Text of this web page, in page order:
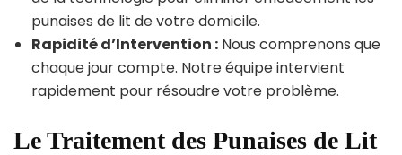
punaises de lit de votre domicile.
Rapidité d’Intervention : Nous comprenons que
chaque jour compte. Notre équipe intervient
rapidement pour résoudre votre problème.
Le Traitement des Punaises de Lit